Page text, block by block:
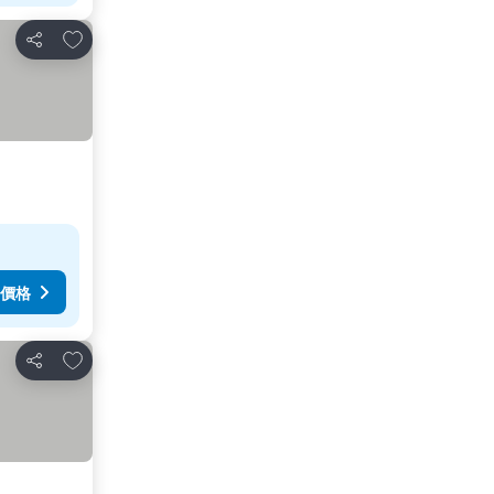
分享
放到收藏夾
格
分享
放到收藏夾